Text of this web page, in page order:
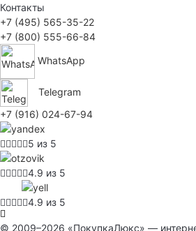
Контакты
+7 (495) 565-35-22
+7 (800) 555-66-84
WhatsApp
Telegram
+7 (916) 024-67-94
5 из 5
4.9 из 5
4.9 из 5
© 2009–2026 «ПокупкаЛюкс» —